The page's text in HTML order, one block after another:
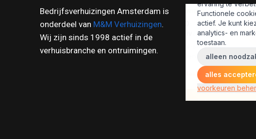
Bedrijfsverhuizingen Amsterdam is
onderdeel van M&M Verhuizingen.
Wij zijn sinds 1998 actief in de
verhuisbranche en ontruimingen.